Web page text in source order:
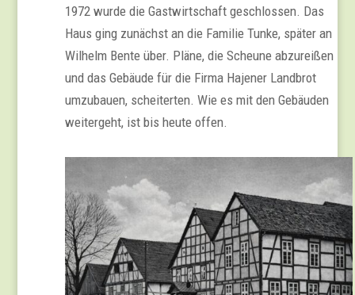
1972 wurde die Gastwirtschaft geschlossen. Das
Haus ging zunächst an die Familie Tunke, später an
Wilhelm Bente über. Pläne, die Scheune abzureißen
und das Gebäude für die Firma Hajener Landbrot
umzubauen, scheiterten. Wie es mit den Gebäuden
weitergeht, ist bis heute offen.